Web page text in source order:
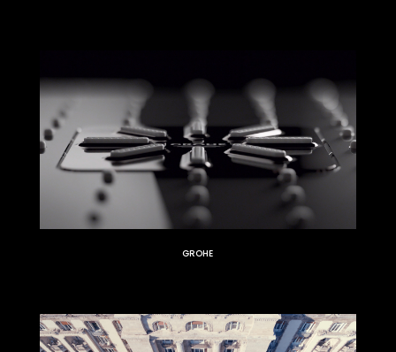
GROHE